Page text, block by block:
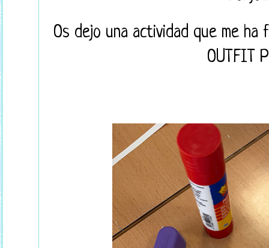
Os dejo una actividad que me ha
OUTFIT